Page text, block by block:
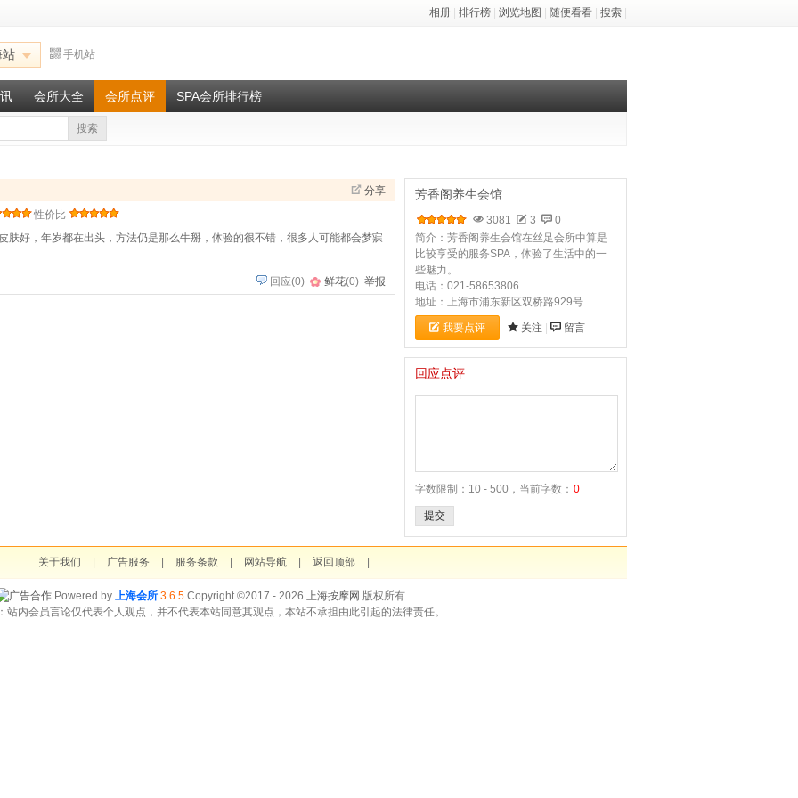
相册 排行榜 浏览地图 随便看看 搜索
站 手机站
会所大全 会所点评 SPA会所排行榜
搜索
分享
性价比
肤好，年岁都在出头，方法仍是那么牛掰，体验的很不错，很多人可能都会梦寐
回应(0) 鲜花(0) 举报
芳香阁养生会馆
3081 3
0
简介：芳香阁养生会馆在丝足会所中算是
比较享受的服务SPA，体验了生活中的一
些魅力。
电话：021-58653806
地址：上海市浦东新区双桥路929号
我要点评 关注 留言
回应点评
字数限制：10 - 500，当前字数： 0
提交
关于我们 广告服务 服务条款 网站导航 返回顶部
Powered by 上海会所 3.6.5Copyright ©2017 - 2026 上海按摩网 版权所有
站内会员言论仅代表个人观点，并不代表本站同意其观点，本站不承担由此引起的法律责任。